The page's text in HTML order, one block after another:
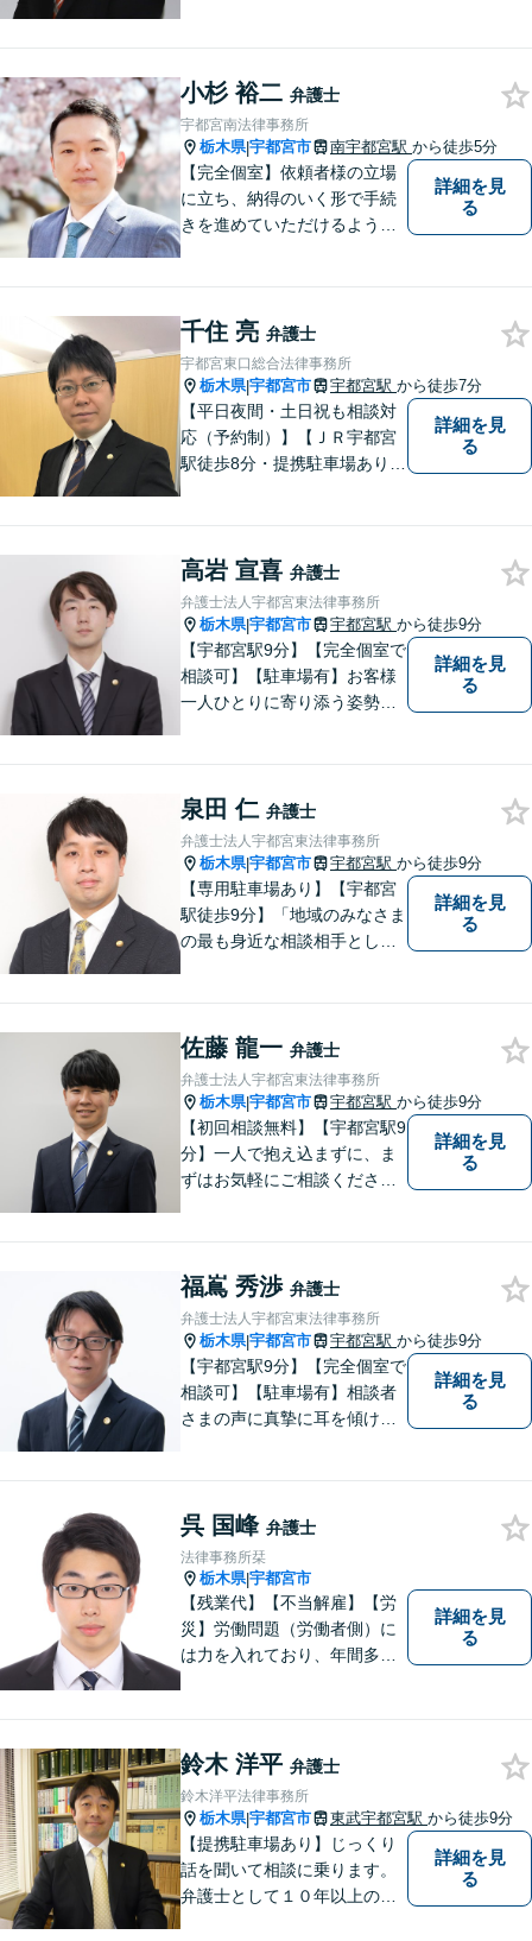
力を入れております。まずは
お気軽にご相談ください。
小杉 裕二 弁護士
宇都宮南法律事務所
栃木県|宇都宮市 南宇都宮駅 から徒歩5分
【完全個室】依頼者様の立場
に立ち、納得のいく形で手続
きを進めていただけるよう、
識し、常に誠実で真摯な対応
を心掛けています。【南宇都
宮駅5分】
詳細を見
る
千住 亮 弁護士
宇都宮東口総合法律事務所
栃木県|宇都宮市 宇都宮駅 から徒歩7分
【平日夜間・土日祝も相談対
応（予約制）】【ＪＲ宇都宮
駅徒歩8分・提携駐車場あり】
合わせください。
詳細を見
る
高岩 宣喜 弁護士
弁護士法人宇都宮東法律事務所
栃木県|宇都宮市 宇都宮駅 から徒歩9分
【宇都宮駅9分】【完全個室で
相談可】【駐車場有】お客様
一人ひとりに寄り添う姿勢を
ていただきます。「こんなこ
とを相談していいのかな」と
身構えずに、お気軽にご相談
ください。
詳細を見
る
泉田 仁 弁護士
弁護士法人宇都宮東法律事務所
栃木県|宇都宮市 宇都宮駅 から徒歩9分
【専用駐車場あり】【宇都宮
駅徒歩9分】「地域のみなさま
の最も身近な相談相手として
通事故／遺産相続／借金問題
／企業法務／離婚問題などさ
まざまな分野に力を入れてお
ります。
詳細を見
る
佐藤 龍一 弁護士
弁護士法人宇都宮東法律事務所
栃木県|宇都宮市 宇都宮駅 から徒歩9分
【初回相談無料】【宇都宮駅9
分】一人で抱え込まずに、ま
ずはお気軽にご相談くださ
詳細を見
る
福嶌 秀渉 弁護士
弁護士法人宇都宮東法律事務所
栃木県|宇都宮市 宇都宮駅 から徒歩9分
【宇都宮駅9分】【完全個室で
相談可】【駐車場有】相談者
さまの声に真摯に耳を傾け、
を心がけ、信頼いただける弁
護士でありたいと思っていま
す。
詳細を見
る
呉 国峰 弁護士
法律事務所栞
栃木県|宇都宮市
【残業代】【不当解雇】【労
災】労働問題（労働者側）に
は力を入れており、年間多数
弁護士団体）に所属していま
す。
詳細を見
る
鈴木 洋平 弁護士
鈴木洋平法律事務所
栃木県|宇都宮市 東武宇都宮駅 から徒歩9分
【提携駐車場あり】じっくり
話を聞いて相談に乗ります。
弁護士として１０年以上の経
詳細を見
る